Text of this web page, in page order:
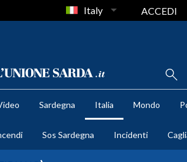
Italy ACCEDI
Sardegna Italia Mondo
Sos Sardegna Incidenti